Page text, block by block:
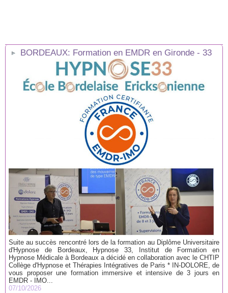
BORDEAUX: Formation en EMDR en Gironde - 33
Suite au succès rencontré lors de la formation au Diplôme Universitaire
d'Hypnose de Bordeaux, Hypnose 33, Institut de Formation en
Hypnose Médicale à Bordeaux a décidé en collaboration avec le CHTIP
Collège d'Hypnose et Thérapies Intégratives de Paris * IN-DOLORE, de
vous proposer une formation immersive et intensive de 3 jours en
EMDR - IMO...
07/10/2026